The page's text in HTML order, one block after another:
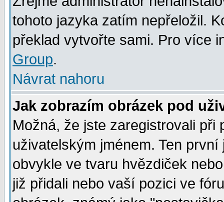
tohoto jazyka zatím nepřeložil.
překlad vytvořte sami. Pro více
Group.
Návrat nahoru
Jak zobrazím obrázek pod
Možná, že jste zaregistrovali
uživatelským jménem. Ten
obvykle ve tvaru hvězdiček
již přidali nebo vaší pozici ve